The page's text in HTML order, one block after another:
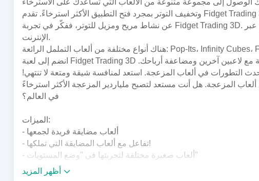
الوصول إلى مجموعة متنوعة من الألعاب التي تساعدك على الاسترخاء
وتخفيف التوتر بمجرد فتح التطبيق الأكثر استرخاءً. تقدم Fidget Trading 3D مجموعة من الألعاب التفاعلية لمساعدتك على الاسترخاء. إذا كنت تبحث
عن نشاط مريح ومزيل للتوتر، ففكّر في تجربة Fidget Trading 3D. مع ذلك، احذر من عمليات الاحتيال المحتملة في تداول ألعاب التململ عبر
الإنترنت.
انضم إلى لعبة Fidget Trading 3D لتوسيع مجموعتك من ألعاب تخفيف التوتر! يمكنك استبدال ألعابك المزعجة مع لاعبين آخرين ومضاعفة أرباحك.
التطورات في ألعاب المزعجة. استعد لمنافسة شيقة ومتعة لا تنتهي!
المزعجة. هل أنت مستعد لتصبح ملياردير المزعجة الأكثر استرخاءً
في العالم؟
الميزات:
- ألعاب مضايقة فريدة لجمعها
- تفاعل مع ألعاب المضايقة التي تملكها!
- ألعاب صغيرة مختلفة لتجربتها في "وضع المستويات"
أظهر المزيد